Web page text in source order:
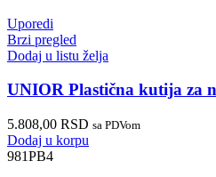
Uporedi
Brzi pregled
Dodaj u listu želja
UNIOR Plastična kutija za
5.808,00 RSD sa PDVom
Dodaj u korpu
981PB4